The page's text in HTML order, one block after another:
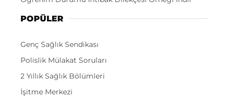
POPÜLER
Genç Sağlık Sendikası
Polislik Mülakat Soruları
2 Yıllık Sağlık Bölümleri
İşitme Merkezi